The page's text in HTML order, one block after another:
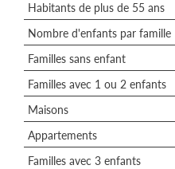
Habitants de plus de 55 ans
Nombre d'enfants par famille
Familles sans enfant
Familles avec 1 ou 2 enfants
Maisons
Appartements
Familles avec 3 enfants